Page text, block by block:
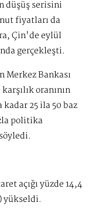
düşüş serisini
fiyatları da
Çin'de eylül
gerçekleşti.
Merkez Bankası
oranının
25 ila 50 baz
politika
açığı yüzde 14,4
yükseldi.